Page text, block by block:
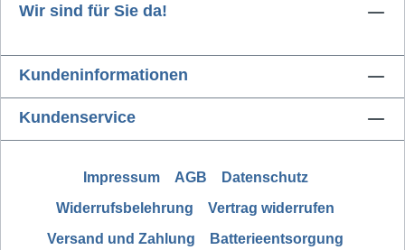
Wir sind für Sie da!
Kundeninformationen
Kundenservice
Impressum AGB
Datenschutz
Widerrufsbelehrung
Vertrag widerrufen
Versand und Zahlung
Batterieentsorgung